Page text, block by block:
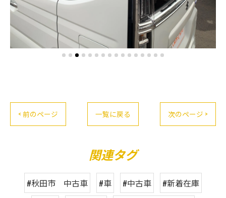
< 前のページ 一覧に戻る 次のページ >
関連タグ
#秋田市 中古車 #車 #中古車
#新着在庫